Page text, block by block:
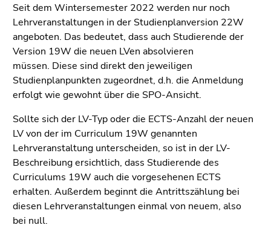
Seit dem Wintersemester 2022 werden nur noch
Lehrveranstaltungen in der Studienplanversion 22W
angeboten. Das bedeutet, dass auch Studierende der
Version 19W die neuen LVen absolvieren
müssen. Diese sind direkt den jeweiligen
Studienplanpunkten zugeordnet, d.h. die Anmeldung
erfolgt wie gewohnt über die SPO-Ansicht.
Sollte sich der LV-Typ oder die ECTS-Anzahl der neuen
LV von der im Curriculum 19W genannten
Lehrveranstaltung unterscheiden, so ist in der LV-
Beschreibung ersichtlich, dass Studierende des
Curriculums 19W auch die vorgesehenen ECTS
erhalten. Außerdem beginnt die Antrittszählung bei
diesen Lehrveranstaltungen einmal von neuem, also
bei null.